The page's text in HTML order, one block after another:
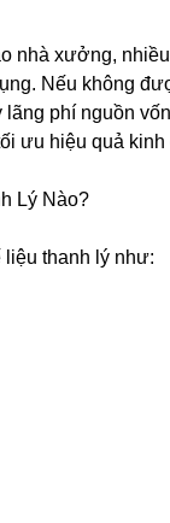
nhà xưởng,
Nếu không
phí nguồn
ưu hiệu quả kinh
Lý Nào?
liệu thanh lý như: